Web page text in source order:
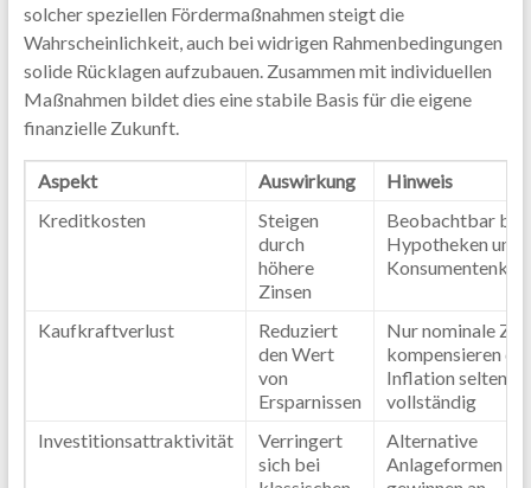
solcher speziellen Fördermaßnahmen steigt die
Wahrscheinlichkeit, auch bei widrigen Rahmenbedingungen
solide Rücklagen aufzubauen. Zusammen mit individuellen
Maßnahmen bildet dies eine stabile Basis für die eigene
finanzielle Zukunft.
Aspekt Auswirkung
Hinweis
Kreditkosten
Steigen
durch
höhere
Zinsen
Beobachtbar bei
Hypotheken und
Kaufkraftverlust
Reduziert
den Wert
von
Ersparnissen
Nur nominale
kompensieren die
Inflation selten
vollständig
Investitionsattraktivität
Verringert
sich bei
Alternative
Anlageformen